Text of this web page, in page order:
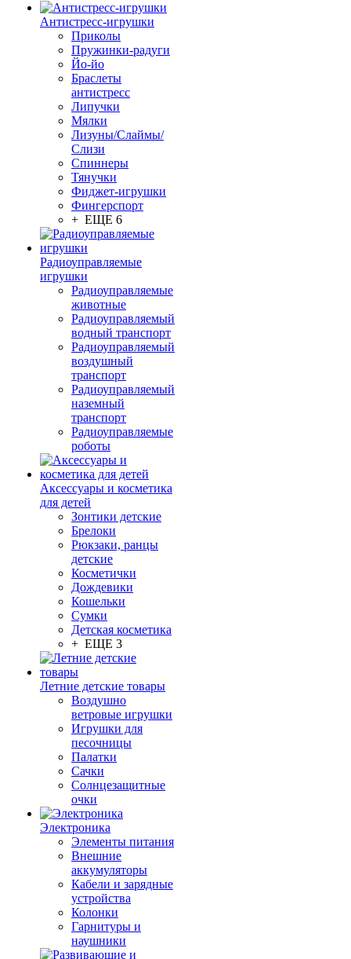
Антистресс-игрушки
Приколы
Пружинки-радуги
Йо-йо
Браслеты
антистресс
Липучки
Мялки
Лизуны/Слаймы/
Слизи
Спиннеры
Тянучки
Фиджет-игрушки
Фингерспорт
+ ЕЩЕ 6
Радиоуправляемые
игрушки
Радиоуправляемые
животные
Радиоуправляемый
водный транспорт
Радиоуправляемый
воздушный
транспорт
Радиоуправляемый
наземный
транспорт
Радиоуправляемые
роботы
Аксессуары и косметика
для детей
Зонтики детские
Брелоки
Рюкзаки, ранцы
детские
Косметички
Дождевики
Кошельки
Сумки
Детская косметика
+ ЕЩЕ 3
Летние детские товары
Воздушно
ветровые игрушки
Игрушки для
песочницы
Палатки
Сачки
Солнцезащитные
очки
Электроника
Элементы питания
Внешние
аккумуляторы
Кабели и зарядные
устройства
Колонки
Гарнитуры и
наушники